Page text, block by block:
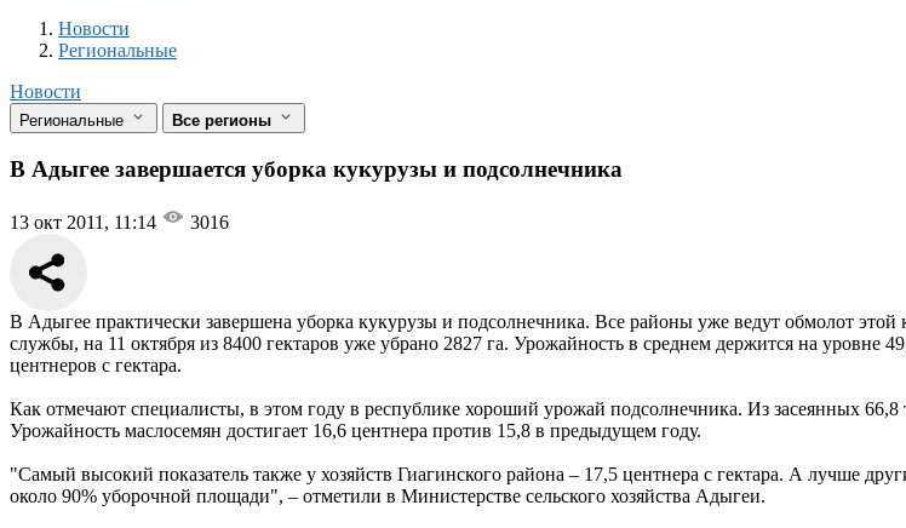
Новости
Разделы
Новости
Региональные
Новости
Региональные Все регионы
В Адыгее завершается уборка кукурузы и подсолнечника
13 окт 2011, 11:14 3016
В Адыгее практически завершена уборка кукурузы и подсолнечника. Все районы уже ведут обмолот
службы, на 11 октября из 8400 гектаров уже убрано 2827 га. Урожайность в среднем держится на уровне
центнеров с гектара.
Как отмечают специалисты, в этом году в республике хороший урожай подсолнечника. Из засеянных
Урожайность маслосемян достигает 16,6 центнера против 15,8 в предыдущем году.
"Самый высокий показатель также у хозяйств Гиагинского района – 17,5 центнера с гектара. А лучше
около 90% уборочной площади", – отметили в Министерстве сельского хозяйства Адыгеи.